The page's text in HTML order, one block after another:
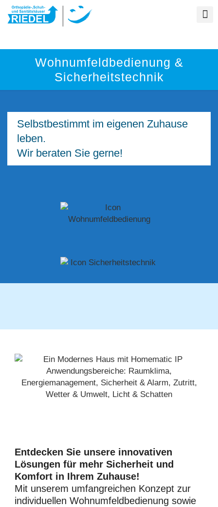
Wohnumfeldbedienung &
Sicherheitstechnik
Selbstbestimmt im eigenen Zuhause
leben.
Wir beraten Sie gerne!
Entdecken Sie unsere innovativen
Lösungen für mehr Sicherheit und
Komfort in Ihrem Zuhause!
Mit unserem umfangreichen Konzept zur
individuellen Wohnumfeldbedienung sowie